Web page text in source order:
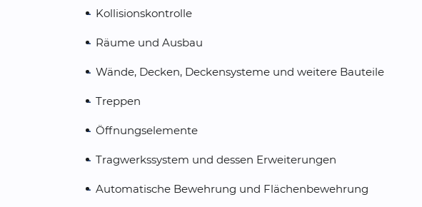
Kollisionskontrolle
Räume und Ausbau
Wände, Decken, Deckensysteme und weitere Bauteile
Treppen
Öffnungselemente
Tragwerkssystem und dessen Erweiterungen
Automatische Bewehrung und Flächenbewehrung